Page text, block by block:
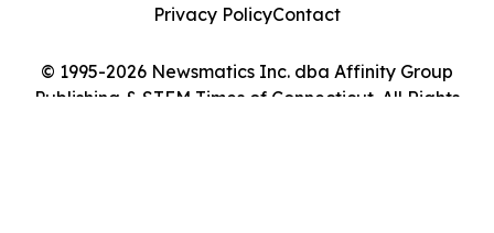
© 1995-2026 Newsmatics Inc. dba Affinity Group
Publishing & STEM Times of Connecticut. All Rights
Privacy PolicyContact